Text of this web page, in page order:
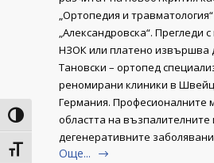
Toggle High Contrast
Toggle Font size
„Ортопедия и
„Александровска“. Прегледи
НЗОК или платено извършва
Тановски – ортопед
реномирани клиники в
Германия. Професионалните
областта на възпалителните
дегенеративните
Още...